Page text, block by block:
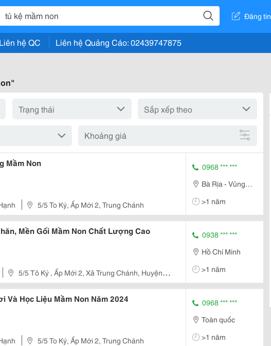
Đăng tin
Liên hệ QC Liên hệ Quảng Cáo: 02439747875
Khoảng giá
Mầm Non
5/5 To Ký, Ấp Mới 2, Trung Chánh
0968 *** ***
Bà Rịa - Vũng
>1 năm
Mền Gối Mầm Non Chất Lượng Cao
5/5 Tô Ký , Ấp Mới 2, Xã Trung Chánh, Huyện
0938 *** ***
Hồ Chí Minh
>1 năm
Và Học Liệu Mầm Non Năm 2024
5/5 To Ký, Ấp Mới 2, Trung Chánh
0968 *** ***
Toàn quốc
>1 năm